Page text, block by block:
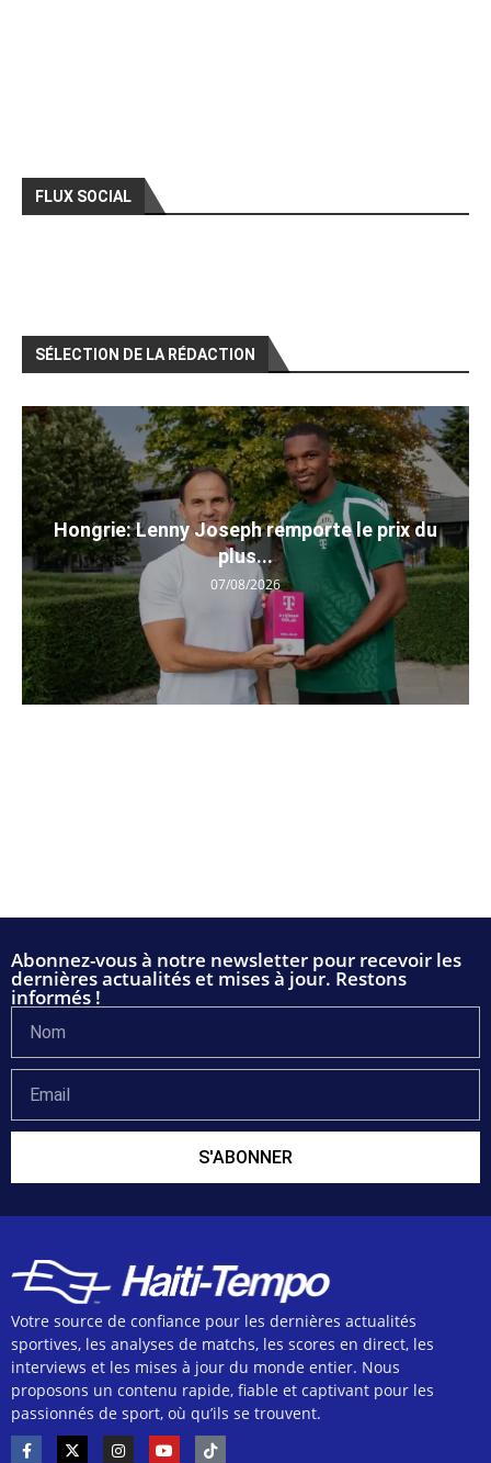
FLUX SOCIAL
SÉLECTION DE LA RÉDACTION
Hongrie: Lenny Joseph remporte le prix du
plus...
07/08/2026
Abonnez-vous à notre newsletter pour recevoir les
dernières actualités et mises à jour. Restons
informés !
S'ABONNER
Votre source de confiance pour les dernières actualités
sportives, les analyses de matchs, les scores en direct, les
interviews et les mises à jour du monde entier. Nous
proposons un contenu rapide, fiable et captivant pour les
passionnés de sport, où qu’ils se trouvent.